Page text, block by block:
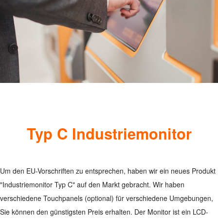
Typ C Industriemonitor
Um den EU-Vorschriften zu entsprechen, haben wir ein neues Produkt
"Industriemonitor Typ C" auf den Markt gebracht. Wir haben
verschiedene Touchpanels (optional) für verschiedene Umgebungen,
Sie können den günstigsten Preis erhalten. Der Monitor ist ein LCD-